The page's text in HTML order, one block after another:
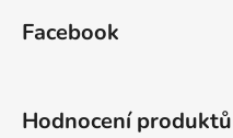
Facebook
Hodnocení produktů